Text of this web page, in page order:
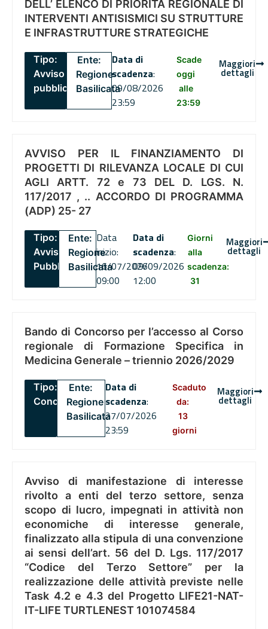
DELL’ ELENCO DI PRIORITÀ REGIONALE DI
INTERVENTI ANTISISMICI SU STRUTTURE
E INFRASTRUTTURE STRATEGICHE
Tipo:
Avviso
pubblico
Ente:
Regione
Basilicata
Data di
scadenza:
09/08/2026
23:59
Scade
oggi
alle
23:59
Maggiori
dettagli
AVVISO PER IL FINANZIAMENTO DI
PROGETTI DI RILEVANZA LOCALE DI CUI
AGLI ARTT. 72 e 73 DEL D. LGS. N.
117/2017 , .. ACCORDO DI PROGRAMMA
(ADP) 25- 27
Tipo:
Avviso
Pubblico
Ente:
Regione
Basilicata
Data
inizio:
16/07/2026
09:00
Data di
scadenza:
09/09/2026
12:00
Giorni
alla
scadenza:
31
Maggiori
dettagli
Bando di Concorso per l’accesso al Corso
regionale di Formazione Specifica in
Medicina Generale – triennio 2026/2029
Tipo:
Concorsi
Ente:
Regione
Basilicata
Data di
scadenza:
27/07/2026
23:59
Scaduto
da:
13
giorni
Maggiori
dettagli
Avviso di manifestazione di interesse
rivolto a enti del terzo settore, senza
scopo di lucro, impegnati in attività non
economiche di interesse generale,
finalizzato alla stipula di una convenzione
ai sensi dell’art. 56 del D. Lgs. 117/2017
“Codice del Terzo Settore” per la
realizzazione delle attività previste nelle
Task 4.2 e 4.3 del Progetto LIFE21-NAT-
IT-LIFE TURTLENEST 101074584